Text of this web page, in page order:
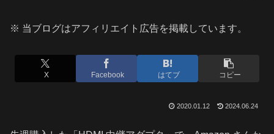
※ 当ブログはアフィリエイト広告を掲載しています。
X Facebook はてブ コピー
2020.01.12 2024.06.24